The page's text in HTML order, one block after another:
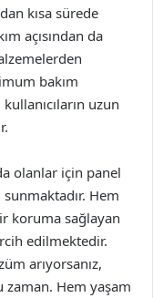
kısa sürede
açısından da
bakım
uzun
olanlar için panel
Hem
koruma sağlayan
edilmektedir.
arıyorsanız,
Hem yaşam